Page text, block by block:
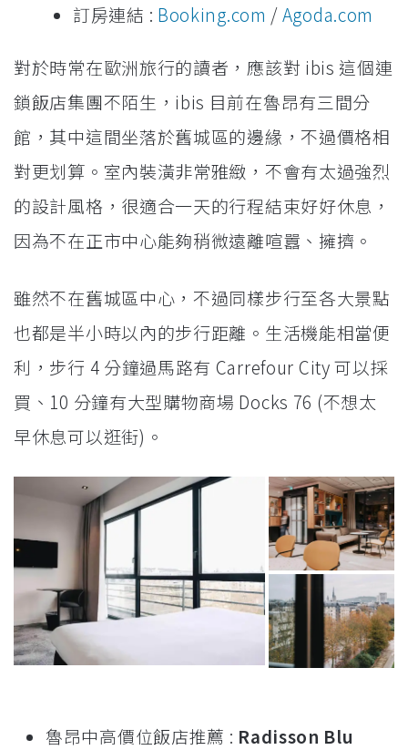
訂房連結 : Booking.com /Agoda.com
對於時常在歐洲旅行的讀者，應該對 ibis 這個連
鎖飯店集團不陌生，ibis 目前在魯昂有三間分
館，其中這間坐落於舊城區的邊緣，不過價格相
對更划算。室內裝潢非常雅緻，不會有太過強烈
的設計風格，很適合一天的行程結束好好休息，
因為不在正市中心能夠稍微遠離喧囂、擁擠。
雖然不在舊城區中心，不過同樣步行至各大景點
也都是半小時以內的步行距離。生活機能相當便
利，步行 4 分鐘過馬路有 Carrefour City 可以採
買、10 分鐘有大型購物商場 Docks 76 (不想太
早休息可以逛街)。
魯昂中高價位飯店推薦 : Radisson Blu